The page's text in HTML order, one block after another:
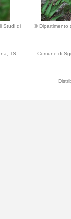
Studi di
TS,
© Dipartimento
Comune di